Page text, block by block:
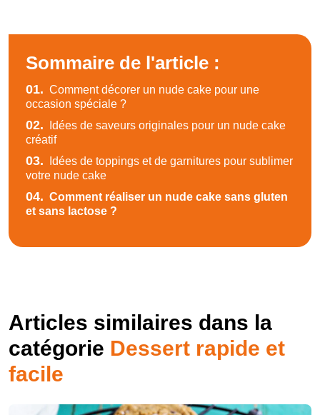
Sommaire de l'article :
01. Comment décorer un nude cake pour une
occasion spéciale ?
02.
Idées de saveurs originales pour un nude cake
créatif
03.
Idées de toppings et de garnitures pour sublimer
votre nude cake
04. Comment réaliser un nude cake sans gluten
et sans lactose ?
Articles similaires dans la
catégorie Dessert rapide et
facile